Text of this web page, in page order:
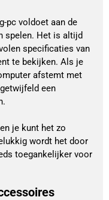
pc voldoet aan de
spelen. Het is altijd
specificaties van
te bekijken. Als je
afstemt met
een
je kunt het zo
wordt het door
toegankelijker voor